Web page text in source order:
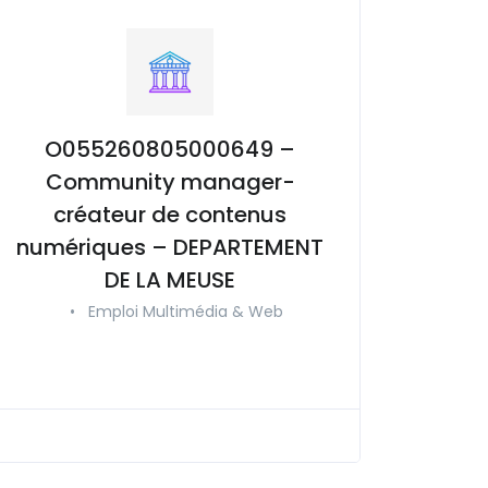
O055260805000649 –
Community manager-
créateur de contenus
numériques – DEPARTEMENT
DE LA MEUSE
• Emploi Multimédia & Web